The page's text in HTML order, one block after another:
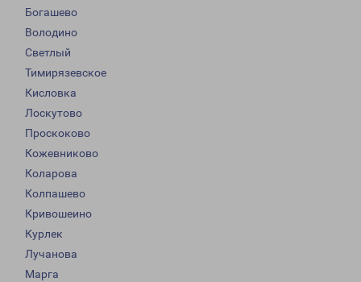
Богашево
Володино
Светлый
Тимирязевское
Кисловка
Лоскутово
Проскоково
Кожевниково
Коларова
Колпашево
Кривошеино
Курлек
Лучанова
Марга